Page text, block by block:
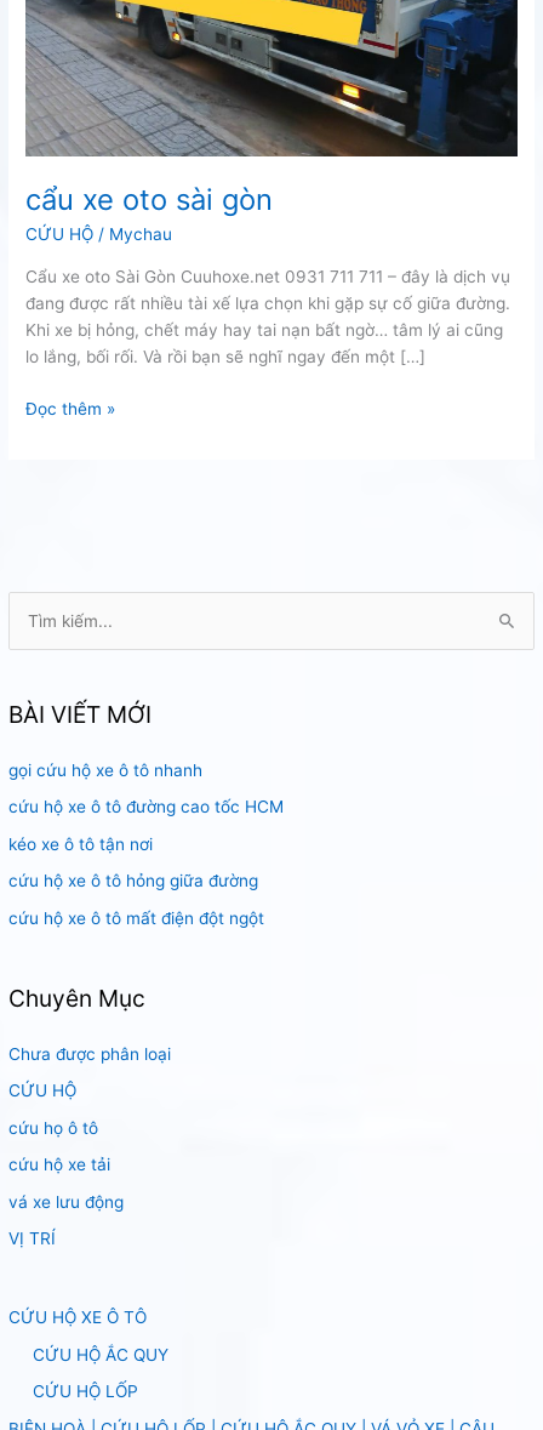
k
ế
m
:
BÀI VIẾT MỚI
gọi cứu hộ xe ô tô nhanh
cứu hộ xe ô tô đường cao tốc HCM
kéo xe ô tô tận nơi
cứu hộ xe ô tô hỏng giữa đường
cứu hộ xe ô tô mất điện đột ngột
Chuyên Mục
Chưa được phân loại
CỨU HỘ
cứu họ ô tô
cứu hộ xe tải
vá xe lưu động
VỊ TRÍ
CỨU HỘ XE Ô TÔ
CỨU HỘ ẮC QUY
CỨU HỘ LỐP
cẩu xe oto sài gòn
CỨU HỘ / Mychau
Cẩu xe oto Sài Gòn Cuuhoxe.net 0931 711 711 – đây là dịch vụ
đang được rất nhiều tài xế lựa chọn khi gặp sự cố giữa đường.
Khi xe bị hỏng, chết máy hay tai nạn bất ngờ… tâm lý ai cũng
lo lắng, bối rối. Và rồi bạn sẽ nghĩ ngay đến một […]
cẩu
Đọc thêm »